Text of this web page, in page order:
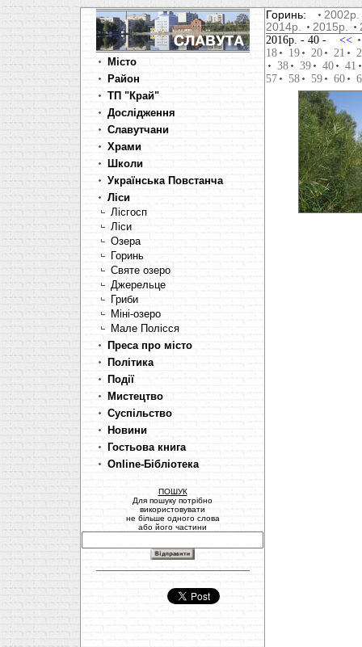
Місто
Район
ТП "Край"
Дослідження
Славутчани
Храми
Школи
Українська Повстанча
Ліси
Лісгосп
Ліси
Озера
Горинь
Святе озеро
Джерельце
Гриби
Міні-озеро
Мале Полісся
Преса про місто
Політика
Події
Мистецтво
Суспільство
Новини
Гостьова книга
Online-Бібліотека
ПОШУК
Для пошуку потрібно
використовувати
не більше одного слова
або його частини
Горинь:
2002р.
2014р.
2015р.
2016р. - 40 - <<
18
19 20 21
38
39 40
41
57
58 59 60